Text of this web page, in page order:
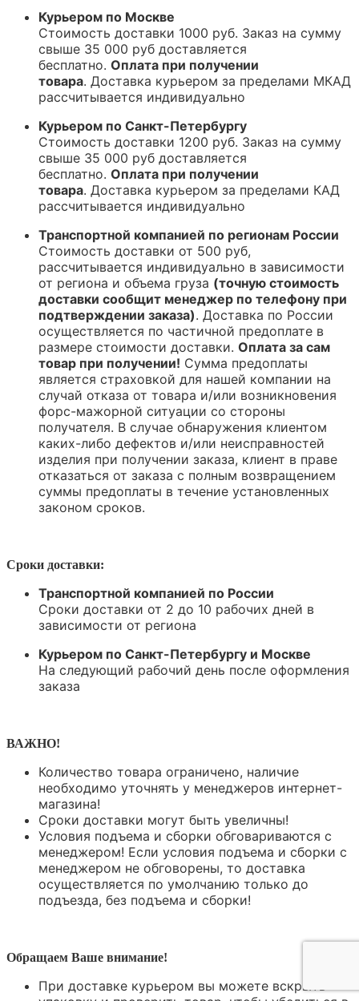
Курьером по Москве
Стоимость доставки 1000 руб. Заказ на сумму
свыше 35 000 руб доставляется
бесплатно. Оплата при получении
товара. Доставка курьером за пределами МКАД
рассчитывается индивидуально
Курьером по Санкт-Петербургу
Стоимость доставки 1200 руб. Заказ на сумму
свыше 35 000 руб доставляется
бесплатно. Оплата при получении
товара. Доставка курьером за пределами КАД
рассчитывается индивидуально
Транспортной компанией по регионам России
Стоимость доставки от 500 руб,
рассчитывается индивидуально в зависимости
от региона и объема груза (точную стоимость
доставки сообщит менеджер по телефону при
подтверждении заказа). Доставка по России
осуществляется по частичной предоплате в
размере стоимости доставки. Оплата за сам
товар при получении! Сумма предоплаты
является страховкой для нашей компании на
случай отказа от товара и/или возникновения
форс-мажорной ситуации со стороны
получателя. В случае обнаружения клиентом
каких-либо дефектов и/или неисправностей
изделия при получении заказа, клиент в праве
отказаться от заказа с полным возвращением
суммы предоплаты в течение установленных
законом сроков.
Сроки доставки:
Транспортной компанией по России
Сроки доставки от 2 до 10 рабочих дней в
зависимости от региона
Курьером по Санкт-Петербургу и Москве
На следующий рабочий день после оформления
заказа
ВАЖНО!
Количество товара ограничено, наличие
необходимо уточнять у менеджеров интернет-
магазина!
Сроки доставки могут быть увеличны!
Условия подъема и сборки обговариваются с
менеджером! Если условия подъема и сборки с
менеджером не обговорены, то доставка
осуществляется по умолчанию только до
подъезда, без подъема и сборки!
Обращаем Ваше внимание!
При доставке курьером вы можете вскрыть